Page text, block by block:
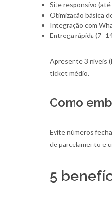
Site responsivo (até
Otimização básica
Integração com
Entrega rápida
Apresente 3 níveis
ticket médio.
Como
Evite números
de parcelamento e
5